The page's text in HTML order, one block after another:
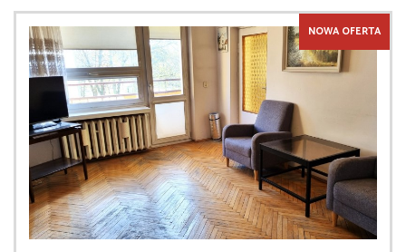
NOWA OFERTA